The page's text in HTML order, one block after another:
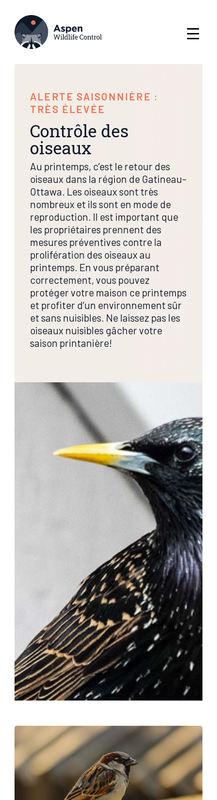
ALERTE SAISONNIÈRE :
TRÈS ÉLEVÉE
Contrôle des
oiseaux
Au printemps, c’est le retour des
oiseaux dans la région de Gatineau-
Ottawa. Les oiseaux sont très
nombreux et ils sont en mode de
reproduction. Il est important que
les propriétaires prennent des
mesures préventives contre la
prolifération des oiseaux au
printemps. En vous préparant
correctement, vous pouvez
protéger votre maison ce printemps
et profiter d’un environnement sûr
et sans nuisibles. Ne laissez pas les
oiseaux nuisibles gâcher votre
saison printanière!